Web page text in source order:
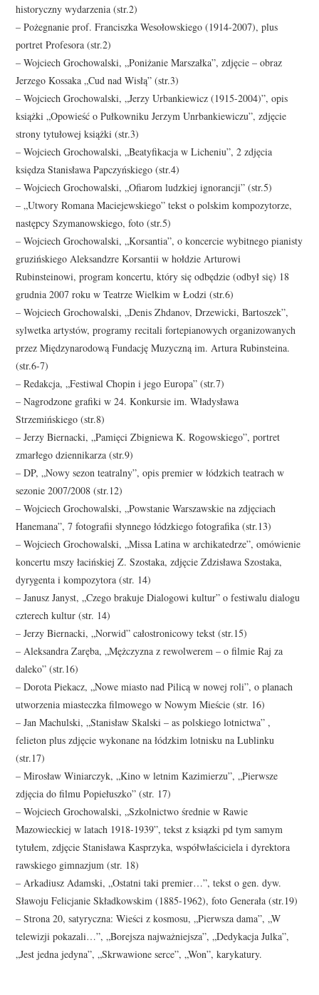
historyczny wydarzenia (str.2)
– Pożegnanie prof. Franciszka Wesołowskiego (1914-2007), plus
portret Profesora (str.2)
– Wojciech Grochowalski, „Poniżanie Marszałka”, zdjęcie – obraz
Jerzego Kossaka „Cud nad Wisłą” (str.3)
– Wojciech Grochowalski, „Jerzy Urbankiewicz (1915-2004)”, opis
książki „Opowieść o Pułkowniku Jerzym Unrbankiewiczu”, zdjęcie
strony tytułowej książki (str.3)
– Wojciech Grochowalski, „Beatyfikacja w Licheniu”, 2 zdjęcia
księdza Stanisława Papczyńskiego (str.4)
– Wojciech Grochowalski, „Ofiarom ludzkiej ignorancji” (str.5)
– „Utwory Romana Maciejewskiego” tekst o polskim kompozytorze,
następcy Szymanowskiego, foto (str.5)
– Wojciech Grochowalski, „Korsantia”, o koncercie wybitnego pianisty
gruzińskiego Aleksandzre Korsantii w hołdzie Arturowi
Rubinsteinowi, program koncertu, który się odbędzie (odbył się) 18
grudnia 2007 roku w Teatrze Wielkim w Łodzi (str.6)
– Wojciech Grochowalski, „Denis Zhdanov, Drzewicki, Bartoszek”,
sylwetka artystów, programy recitali fortepianowych organizowanych
przez Międzynarodową Fundację Muzyczną im. Artura Rubinsteina.
(str.6-7)
– Redakcja, „Festiwal Chopin i jego Europa” (str.7)
– Nagrodzone grafiki w 24. Konkursie im. Władysława
Strzemińskiego (str.8)
– Jerzy Biernacki, „Pamięci Zbigniewa K. Rogowskiego”, portret
zmarłego dziennikarza (str.9)
– DP, „Nowy sezon teatralny”, opis premier w łódzkich teatrach w
sezonie 2007/2008 (str.12)
– Wojciech Grochowalski, „Powstanie Warszawskie na zdjęciach
Hanemana”, 7 fotografii słynnego łódzkiego fotografika (str.13)
– Wojciech Grochowalski, „Missa Latina w archikatedrze”, omówienie
koncertu mszy łacińskiej Z. Szostaka, zdjęcie Zdzisława Szostaka,
dyrygenta i kompozytora (str. 14)
– Janusz Janyst, „Czego brakuje Dialogowi kultur” o festiwalu dialogu
czterech kultur (str. 14)
– Jerzy Biernacki, „Norwid” całostronicowy tekst (str.15)
– Aleksandra Zaręba, „Mężczyzna z rewolwerem – o filmie Raj za
daleko” (str.16)
– Dorota Piekacz, „Nowe miasto nad Pilicą w nowej roli”, o planach
utworzenia miasteczka filmowego w Nowym Mieście (str. 16)
– Jan Machulski, „Stanisław Skalski – as polskiego lotnictwa” ,
felieton plus zdjęcie wykonane na łódzkim lotnisku na Lublinku
(str.17)
– Mirosław Winiarczyk, „Kino w letnim Kazimierzu”, „Pierwsze
zdjęcia do filmu Popiełuszko” (str. 17)
– Wojciech Grochowalski, „Szkolnictwo średnie w Rawie
Mazowieckiej w latach 1918-1939”, tekst z ksiązki pd tym samym
tytułem, zdjęcie Stanisława Kasprzyka, współwłaściciela i dyrektora
rawskiego gimnazjum (str. 18)
– Arkadiusz Adamski, „Ostatni taki premier…”, tekst o gen. dyw.
Sławoju Felicjanie Składkowskim (1885-1962), foto Generała (str.19)
– Strona 20, satyryczna: Wieści z kosmosu, „Pierwsza dama”, „W
telewizji pokazali…”, „Borejsza najważniejsza”, „Dedykacja Julka”,
„Jest jedna jedyna”, „Skrwawione serce”, „Won”, karykatury.